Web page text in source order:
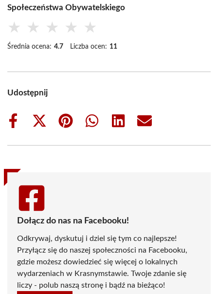
Społeczeństwa Obywatelskiego
★ ★ ★ ★ ★
Średnia ocena: 4.7 Liczba ocen: 11
Udostępnij
Share
Share
(Twitter)
Share
Share
Share
Share
Dołącz do nas na Facebooku!
Odkrywaj, dyskutuj i dziel się tym co najlepsze!
Przyłącz się do naszej społeczności na Facebooku,
gdzie możesz dowiedzieć się więcej o lokalnych
wydarzeniach w Krasnymstawie. Twoje zdanie się
liczy - polub naszą stronę i bądź na bieżąco!